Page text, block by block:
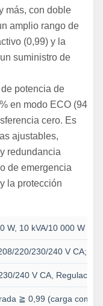
más, con doble
amplio rango de
(0,99) y la
suministro de
potencia de
en modo ECO (94
cero. Es
ajustables,
redundancia
de emergencia
la protección
W, 10 kVA/10 000 W (1
220/230/240 V CA;
240 V CA,
≧ 0,99 (carga